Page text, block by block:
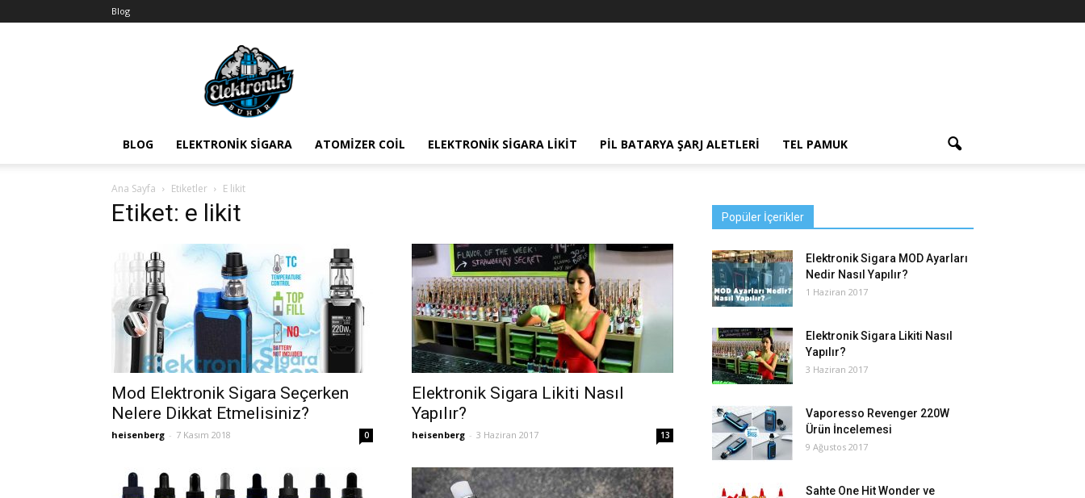
Blog
BLOG ELEKTRONIK SIGARA ATOMIZER COIL ELEKTRONIK SIGARA LIKIT PIL BATARYA ŞARJ ALETLERI TEL PAMUK
Ana Sayfa Etiketler E likit
Etiket: e likit
Mod Elektronik Sigara Seçerken
Nelere Dikkat Etmelisiniz?
heisenberg - 7 Kasım 2018 0
Elektronik Sigara Likiti Nasıl
Yapılır?
heisenberg - 3 Haziran 2017 13
Popüler İçerikler
Elektronik Sigara MOD Ayarları
Nedir Nasıl Yapılır?
1 Haziran 2017
Elektronik Sigara Likiti Nasıl
Yapılır?
3 Haziran 2017
Vaporesso Revenger 220W
Ürün İncelemesi
9 Ağustos 2017
Sahte One Hit Wonder ve